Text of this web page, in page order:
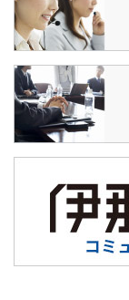
21:30
伊那北×伊
出ムービー
22:00
ＮＡＧＡ
22:30
壮観劇場
23:00
いなテレ１
23:25
上伊那ふ
23:45
記録する街